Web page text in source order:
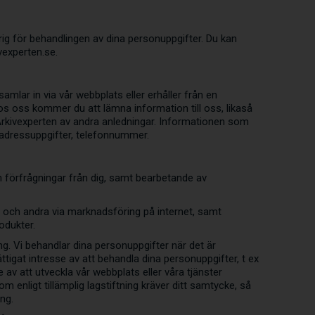
för behandlingen av dina personuppgifter. Du kan
in via vår webbplats eller erhåller från en
oss kommer du att lämna information till oss, likaså
av andra anledningar. Informationen som
telefonnummer.
från dig, samt bearbetande av
andra via marknadsföring på internet, samt
Vi behandlar dina personuppgifter när det är
intresse av att behandla dina personuppgifter, t ex
att utveckla vår webbplats eller våra tjänster
enligt tillämplig lagstiftning kräver ditt samtycke, så